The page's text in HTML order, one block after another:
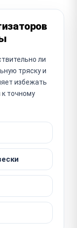
ли
тряску и
избежать
к точному